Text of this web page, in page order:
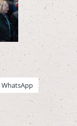
Whats­App